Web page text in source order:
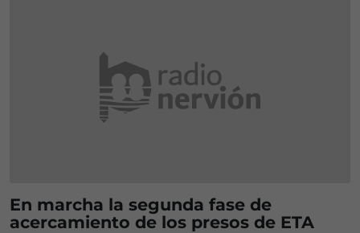
En marcha la segunda fase de
acercamiento de los presos de ETA